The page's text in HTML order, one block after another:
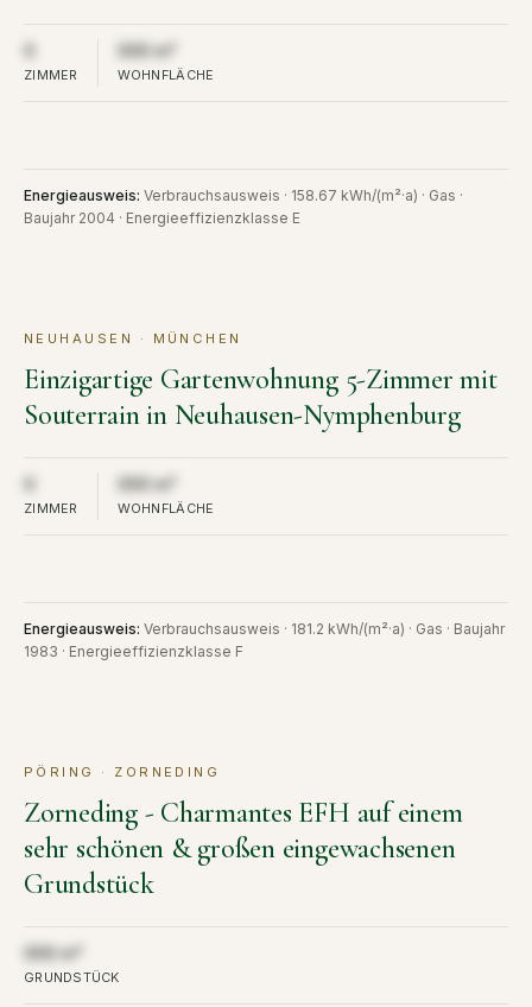
Aus Diskretion nicht öffentlich
ZIMMER
000 m²
WOHNFLÄCHE
Energieausweis: Verbrauchsausweis · 158.67 kWh/(m²·a) · Gas ·
Baujahr 2004 · Energieeffizienzklasse E
KAUF
NEUHAUSEN · MÜNCHEN
Einzigartige Gartenwohnung 5-Zimmer mit
Souterrain in Neuhausen-Nymphenburg
Aus Diskretion nicht öffentlich
ZIMMER
000 m²
WOHNFLÄCHE
Energieausweis: Verbrauchsausweis · 181.2 kWh/(m²·a) · Gas · Baujahr
1983 · Energieeffizienzklasse F
KAUF
PÖRING · ZORNEDING
Zorneding - Charmantes EFH auf einem
sehr schönen & großen eingewachsenen
Grundstück
000 m²
GRUNDSTÜCK